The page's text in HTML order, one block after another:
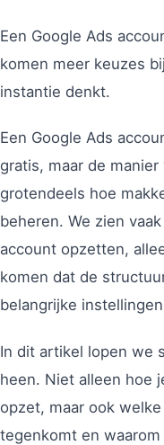
Een Google Ads
komen meer keuzes
instantie denkt.
Een Google Ads
gratis, maar de
grotendeels hoe
beheren. We zien
account opzetten,
komen dat de
belangrijke
In dit artikel lopen we
heen. Niet alleen hoe
opzet, maar ook
tegenkomt en